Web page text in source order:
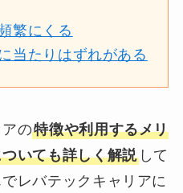
繁にくる
当たりはずれがある
の特徴や利用するメリ
いても詳しく解説して
レバテックキャリアに